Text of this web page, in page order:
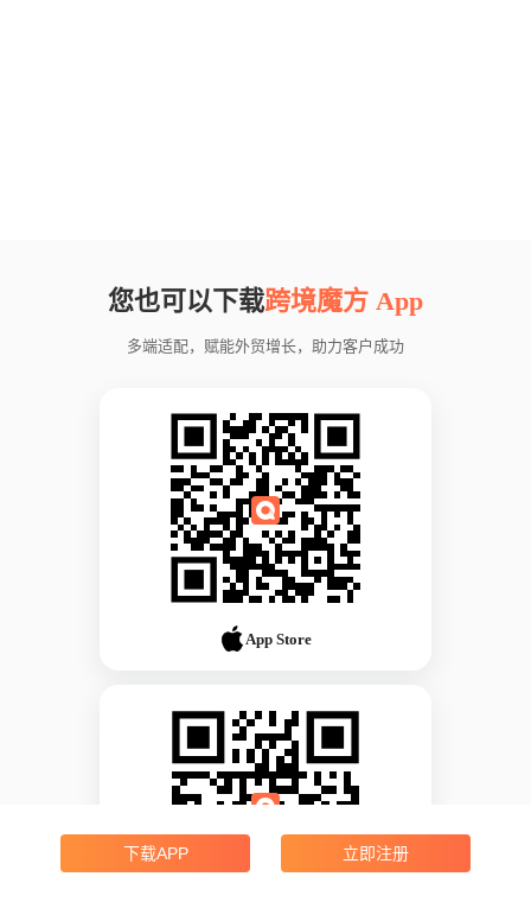
您也可以下载跨境魔方 App
多端适配，赋能外贸增长，助力客户成功
App Store
下载APP 立即注册